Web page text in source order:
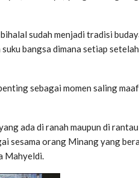
sudah menjadi tradisi
bangsa dimana setiap
sebagai momen saling
ada di ranah maupun di
sesama orang Minang yang
Mahyeldi.